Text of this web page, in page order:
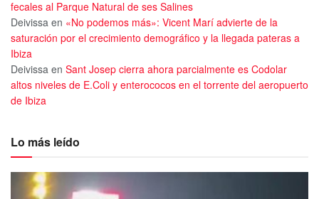
fecales al Parque Natural de ses Salines
Deivissa en «No podemos más»: Vicent Marí advierte de la
saturación por el crecimiento demográfico y la llegada pateras a
Ibiza
Deivissa en Sant Josep cierra ahora parcialmente es Codolar
altos niveles de E.Coli y enterococos en el torrente del aeropuerto
de Ibiza
Lo más leído